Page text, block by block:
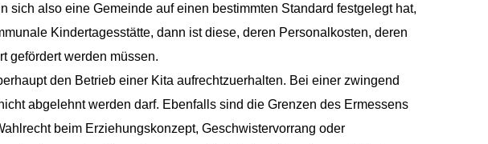
also eine Gemeinde auf einen bestimmten Standard festgelegt hat,
Kindertagesstätte, dann ist diese, deren Personalkosten, deren
gefördert werden müssen.
den Betrieb einer Kita aufrechtzuerhalten. Bei einer zwingend
abgelehnt werden darf. Ebenfalls sind die Grenzen des Ermessens
beim Erziehungskonzept, Geschwistervorrang oder